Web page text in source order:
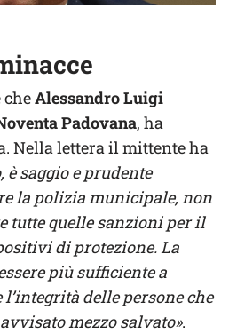
Alessandro Luigi
Padovana, ha
Nella lettera il mittente ha
è saggio e prudente
la polizia municipale, non
tutte quelle sanzioni per il
di protezione. La
più sufficiente a
delle persone che
mezzo salvato».